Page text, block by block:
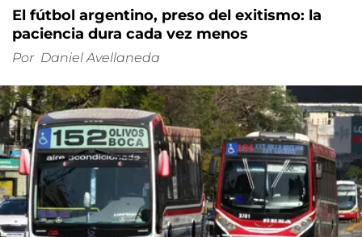
El fútbol argentino, preso del exitismo: la
paciencia dura cada vez menos
Por Daniel Avellaneda